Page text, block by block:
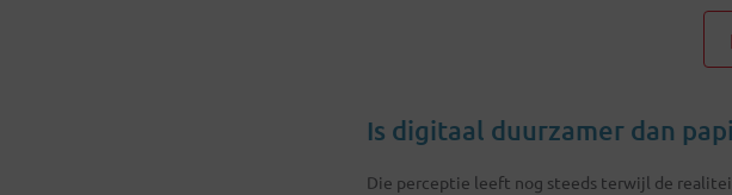
Is digitaal duurzamer dan
Die perceptie leeft nog steeds terwijl de